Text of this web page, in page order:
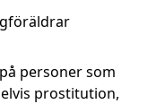
personer som
prostitution,